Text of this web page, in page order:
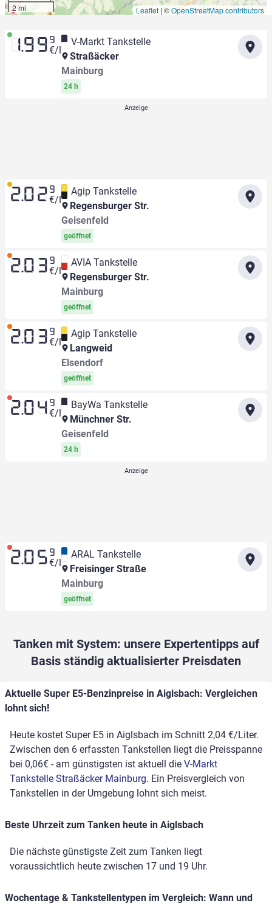
2 mi
Leaflet | ©OpenStreetMap contributors
1.99 9
€/l
V-Markt Tankstelle
Straßäcker
Mainburg
24 h
2.02 9
€/l
Agip Tankstelle
Regensburger Str.
Geisenfeld
geöffnet
2.03 9
€/l
AVIA Tankstelle
Regensburger Str.
Mainburg
geöffnet
2.03 9
€/l
Agip Tankstelle
Langweid
Elsendorf
geöffnet
2.04 9
€/l
BayWa Tankstelle
Münchner Str.
Geisenfeld
24 h
2.05 9
€/l
ARAL Tankstelle
Freisinger Straße
Mainburg
geöffnet
Tanken mit System: unsere Expertentipps auf
Basis ständig aktualisierter Preisdaten
Aktuelle Super E5-Benzinpreise in Aiglsbach: Vergleichen
lohnt sich!
Heute kostet Super E5 in Aiglsbach im Schnitt 2,04 €/Liter.
Zwischen den 6 erfassten Tankstellen liegt die Preisspanne
bei 0,06€ - am günstigsten ist aktuell die V-Markt
Tankstelle Straßäcker Mainburg. Ein Preisvergleich von
Tankstellen in der Umgebung lohnt sich meist.
Beste Uhrzeit zum Tanken heute in Aiglsbach
Die nächste günstigste Zeit zum Tanken liegt
voraussichtlich heute zwischen 17 und 19 Uhr.
Wochentage & Tankstellentypen im Vergleich: Wann und